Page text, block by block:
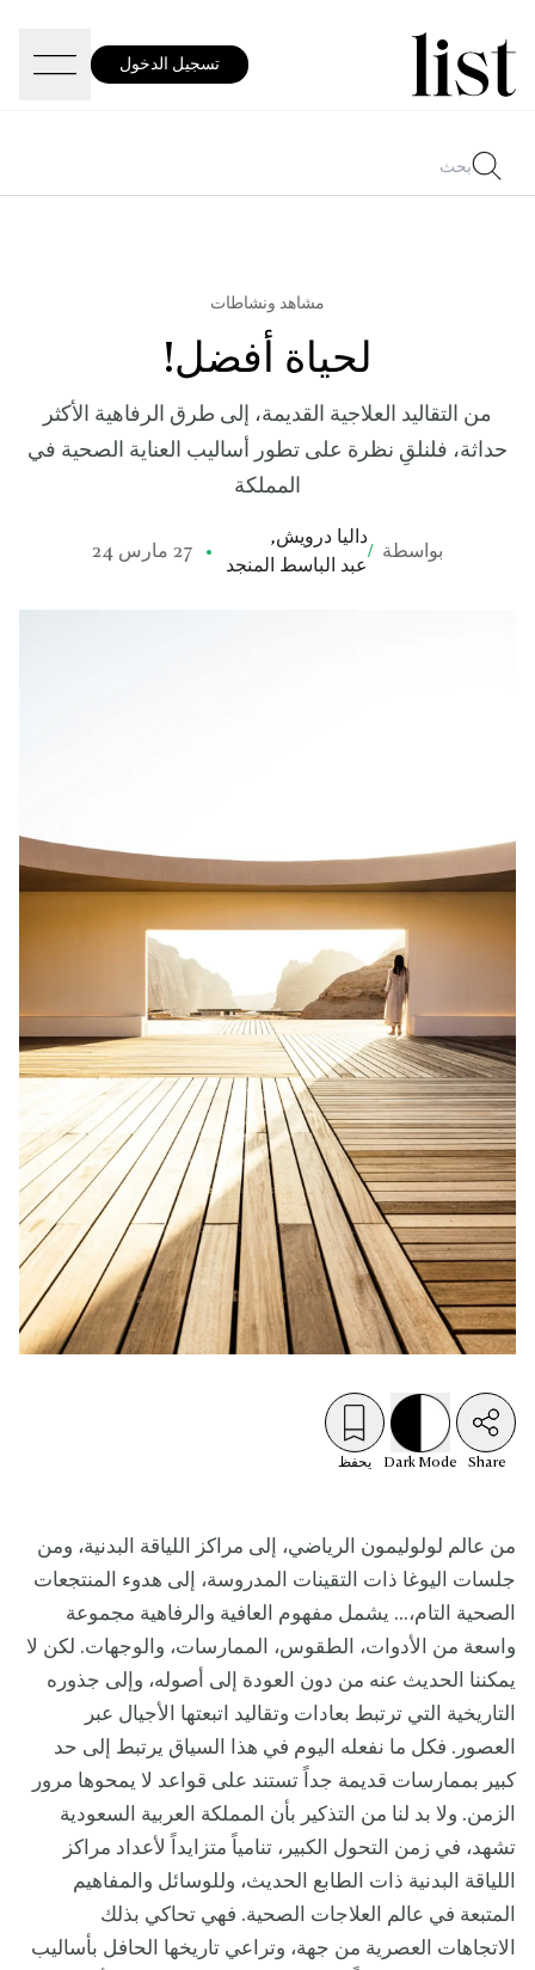
تسجيل الدخول
مشاهد ونشاطات
لحياة أفضل!
من التقاليد العلاجية القديمة، إلى طرق الرفاهية الأكثر
حداثة، فلنلقِ نظرة على تطور أساليب العناية الصحية في
المملكة
بواسطة /
داليا درويش,
عبد الباسط المنجد
27 مارس 24
Share
Dark Mode يحفظ
من عالم لولوليمون الرياضي، إلى مراكز اللياقة البدنية، ومن
جلسات اليوغا ذات التقينات المدروسة، إلى هدوء المنتجعات
الصحية التام،... يشمل مفهوم العافية والرفاهية مجموعة
واسعة من الأدوات، الطقوس، الممارسات، والوجهات. لكن لا
يمكننا الحديث عنه من دون العودة إلى أصوله، وإلى جذوره
التاريخية التي ترتبط بعادات وتقاليد اتبعتها الأجيال عبر
العصور. فكل ما نفعله اليوم في هذا السياق يرتبط إلى حد
كبير بممارسات قديمة جداً تستند على قواعد لا يمحوها مرور
الزمن. ولا بد لنا من التذكير بأن المملكة العربية السعودية
تشهد، في زمن التحول الكبير، تنامياً متزايداً لأعداد مراكز
اللياقة البدنية ذات الطابع الحديث، وللوسائل والمفاهيم
المتبعة في عالم العلاجات الصحية. فهي تحاكي بذلك
الاتجاهات العصرية من جهة، وتراعي تاريخها الحافل بأساليب